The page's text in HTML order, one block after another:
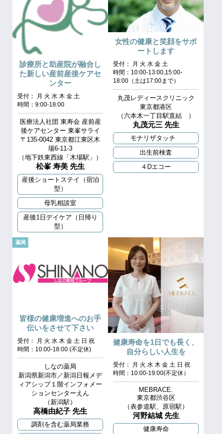
診療所と助産院が融合し
た新しい産前産後ケアセ
ンター
受付： 月 火 水 木 金 土
時間：9:00-18:00
医療法人社団 東寿会 産前産
後ケアセンター 東峯サライ
〒135-0042 東京都江東区木
場6-11-3
（地下鉄東西線「木場駅」）
松峯 寿美 先生
産後ショートステイ（宿泊
型）
母乳相談室
産後1日デイケア（日帰り
型）
女性の健康と笑顔をサポ
ートします
受付： 月 火 水 金 土
時間：10:00-13:00,15:00-
18:00（土は17:00まで）
丸茂レディースクリニック
東京都港区
（六本木一丁目駅直結 ）
丸茂元三 先生
モナリザタッチ
出生前検査
４Dエコー
薬局
皆様の健康増進へのお手
伝いをさせて下さい
受付： 月 火 水 木 金 土 日 祝
時間：10:00‐18:00 (不定休)
しなの薬局
新潟県新潟市／新潟日報メデ
ィアシップ１階インフォメー
ションセンターえん
（新潟駅）
高橋由紀子 先生
調剤を含む薬局業務
健康寿命を1日でも長く、
自分らしい人生を
受付： 月 火 水 木 金 土 日 祝
時間：10:00-19:00(不定休）
MEBRACE.
東京都渋谷区
（表参道駅、原宿駅）
河野結城 先生
健康寿命